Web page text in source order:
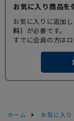
お気に入り商品を
お気に入りに追加
料） が必要です。
すでに会員の方は
ホーム お気に入り